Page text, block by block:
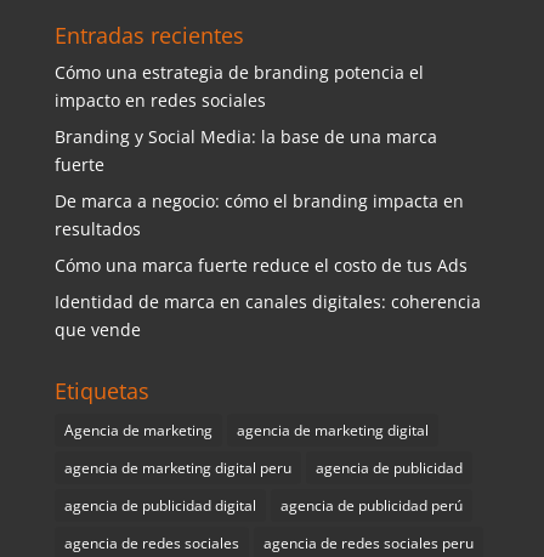
Entradas recientes
Cómo una estrategia de branding potencia el
impacto en redes sociales
Branding y Social Media: la base de una marca
fuerte
De marca a negocio: cómo el branding impacta en
resultados
Cómo una marca fuerte reduce el costo de tus Ads
Identidad de marca en canales digitales: coherencia
que vende
Etiquetas
Agencia de marketing
agencia de marketing digital
agencia de marketing digital peru
agencia de publicidad
agencia de publicidad digital
agencia de publicidad perú
agencia de redes sociales
agencia de redes sociales peru